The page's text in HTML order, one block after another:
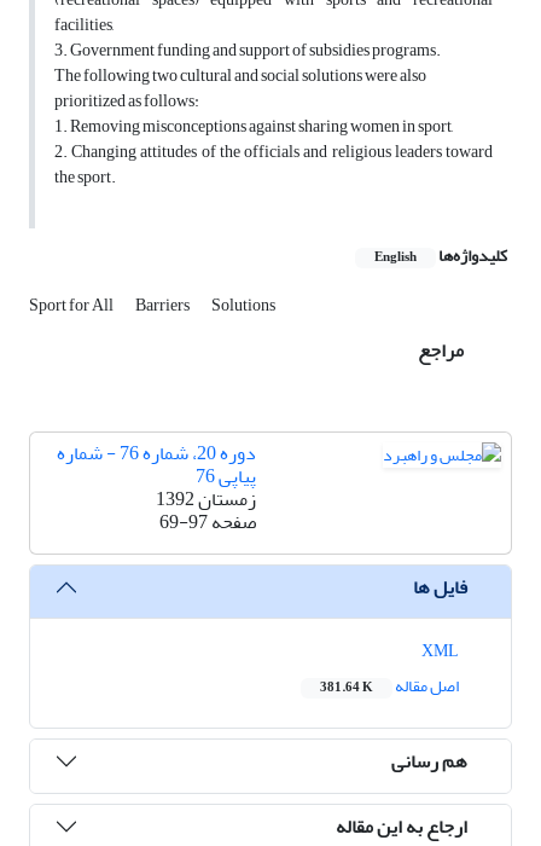
facilities,
3. Government funding and support of subsidies programs.
The following two cultural and social solutions were also
prioritized as follows:
1. Removing misconceptions against sharing women in sport,
2. Changing attitudes of the officials and religious leaders toward
the sport.
کلیدواژه‌ها English
Sport for All Barriers Solutions
مراجع
دوره 20، شماره 76 - شماره
پیاپی 76
زمستان 1392
صفحه69-97
فایل ها
اصل مقاله
381.64 K
هم رسانی
ارجاع به این مقاله